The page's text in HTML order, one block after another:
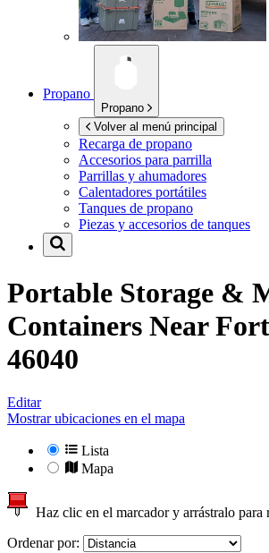
Propano
Propano
Volver al menú principal
Recarga de propano
Accesorios para parrilla
Parrillas y ahumadores
Calentadores portátiles
Tanques de propano
Piezas y accesorios de tanques
Portable Storage &
Containers Near
46040
Editar
Mostrar ubicaciones en el mapa
Lista
Mapa
Haz clic en el marcador y arrástralo para
Ordenar por: